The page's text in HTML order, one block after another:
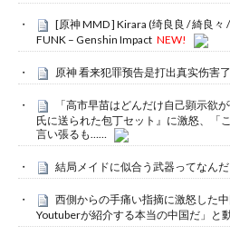
[原神 MMD ] Kirara (绮良良 / 綺良々
FUNK – Genshin Impact NEW!
原神 看来犯罪预告是打出真实伤害了
「高市早苗はどんだけ自己顕示欲
氏に送られた包丁セット』に激怒、「
言い張るも……
結局メイドに似合う武器ってなんだ
西側からの手痛い指摘に激怒した
Youtuberが紹介する本当の中国だ」と